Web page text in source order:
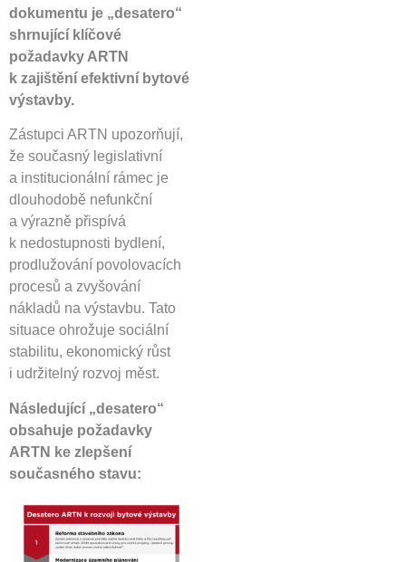
dokumentu je „desatero“
shrnující klíčové
požadavky ARTN
k zajištění efektivní bytové
výstavby.
Zástupci ARTN upozorňují,
že současný legislativní
a institucionální rámec je
dlouhodobě nefunkční
a výrazně přispívá
k nedostupnosti bydlení,
prodlužování povolovacích
procesů a zvyšování
nákladů na výstavbu. Tato
situace ohrožuje sociální
stabilitu, ekonomický růst
i udržitelný rozvoj měst.
Následující „desatero“
obsahuje požadavky
ARTN ke zlepšení
současného stavu: